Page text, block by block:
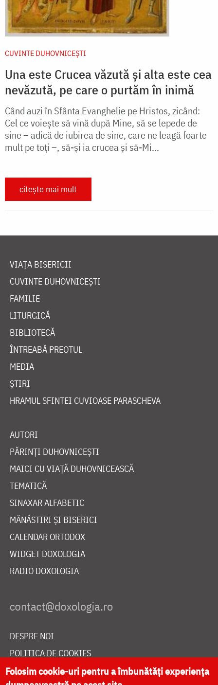
CUVINTE DUHOVNICEȘTI
Una este Crucea văzută şi alta este cea
nevăzută, pe care o purtăm în inimă
Când auzi în Sfânta Evanghelie pe Hristos, zicând:
Cel ce voieşte să vină după Mine, să se lepede de
sine – adică de iubirea de sine, care ne leagă foarte
mult pe toţi –, să-şi ia crucea şi să-Mi...
citește mai mult
VIAȚA BISERICII
CUVINTE DUHOVNICEȘTI
FAMILIE
LITURGICĂ
BIBLIOTECĂ
ÎNTREABĂ PREOTUL
MEDIA
ȘTIRI
HRAMUL SFINTEI CUVIOASE PARASCHEVA
AUTORI
PĂRINȚI DUHOVNICEȘTI
MAICI CU VIAȚĂ DUHOVNICEASCĂ
TEMATICĂ
SINAXAR ALFABETIC
MĂNĂSTIRI ȘI BISERICI
CALENDAR ORTODOX
WIDGET DOXOLOGIA
RADIO DOXOLOGIA
DESPRE NOI
POLITICA DE COOKIES
DONEAZĂ ONLINE PENTRU CATEDRALA NAȚIONALĂ
Folosim cookie-uri pentru a îmbunătăți experiența